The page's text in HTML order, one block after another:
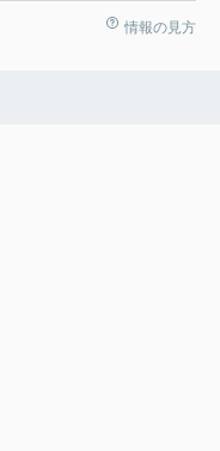
情報の見方